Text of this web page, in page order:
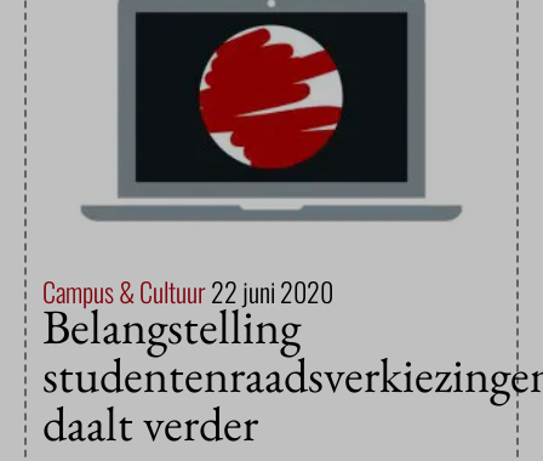
Campus & Cultuur22 juni 2020
Belangstelling
daalt verder